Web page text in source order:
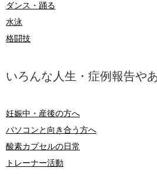
ダンス・踊る
水泳
格闘技
いろんな人生・症例報告や
妊娠中・産後の方へ
パソコンと向き合う方へ
酸素カプセルの日常
トレーナー活動